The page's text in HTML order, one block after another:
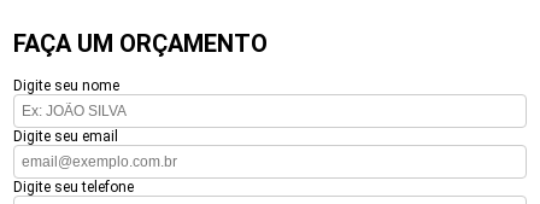
FAÇA UM ORÇAMENTO
Digite seu nome
Digite seu email
Digite seu telefone